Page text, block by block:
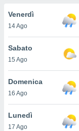
al sito
nostri
ci
di
Venerdì
14 Ago
Sabato
15 Ago
Domenica
16 Ago
Lunedì
17 Ago